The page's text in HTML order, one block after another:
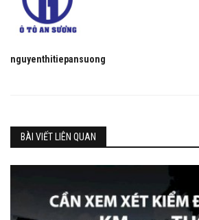
nguyenthitiepansuong
BÀI VIẾT LIÊN QUAN